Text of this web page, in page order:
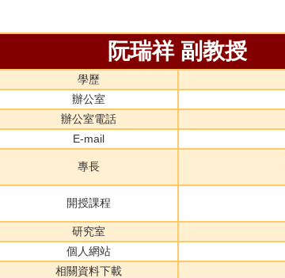
阮瑞祥 副教授
學歷
辦公室
辦公室電話
E-mail
專長
開授課程
研究室
個人網站
相關資料下載